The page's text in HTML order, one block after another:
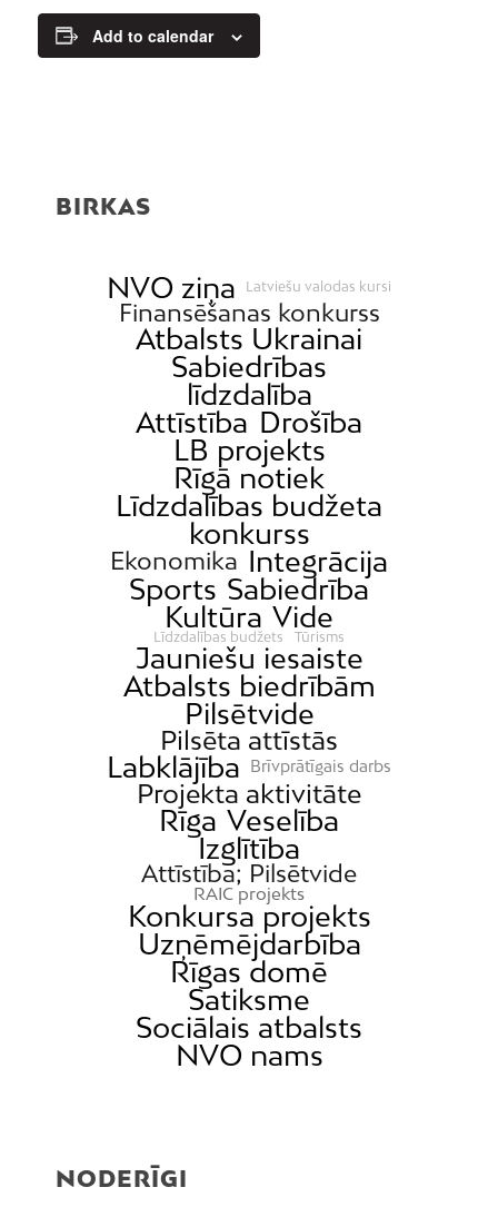
Add to calendar
BIRKAS
NVO ziņa Latviešu valodas kursi
Finansēšanas konkurss
Atbalsts Ukrainai
Sabiedrības
līdzdalība
Attīstība Drošība
LB projekts
Rīgā notiek
Līdzdalības budžeta
konkurss
Ekonomika Integrācija
Sports Sabiedrība
Kultūra Vide
Līdzdalības budžets Tūrisms
Jauniešu iesaiste
Atbalsts biedrībām
Pilsētvide
Pilsēta attīstās
Labklājība Brīvprātīgais darbs
Projekta aktivitāte
Rīga Veselība
Izglītība
Attīstība; Pilsētvide
RAIC projekts
Konkursa projekts
Uzņēmējdarbība
Rīgas domē
Satiksme
Sociālais atbalsts
NVO nams
NODERĪGI